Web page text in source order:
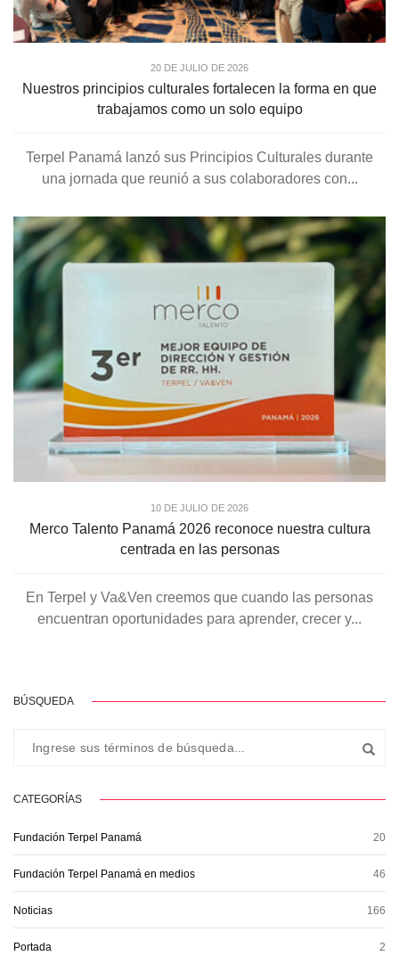
20 DE JULIO DE 2026
Nuestros principios culturales fortalecen la forma en que
trabajamos como un solo equipo
Terpel Panamá lanzó sus Principios Culturales durante
una jornada que reunió a sus colaboradores con...
10 DE JULIO DE 2026
Merco Talento Panamá 2026 reconoce nuestra cultura
centrada en las personas
En Terpel y Va&Ven creemos que cuando las personas
encuentran oportunidades para aprender, crecer y...
BÚSQUEDA
CATEGORÍAS
Fundación Terpel Panamá 20
Fundación Terpel Panamá en medios 46
Noticias 166
Portada 2